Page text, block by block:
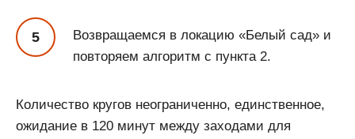
Возвращаемся в локацию «Белый сад» и
повторяем алгоритм с пункта 2.
Количество кругов неограниченно, единственное,
ожидание в 120 минут между заходами для